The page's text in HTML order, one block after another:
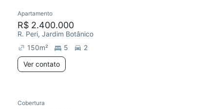
Redecorar
Apartamento
R$ 2.400.000
R. Peri, Jardim Botânico
150m² 5
2
Ver contato
Cobertura